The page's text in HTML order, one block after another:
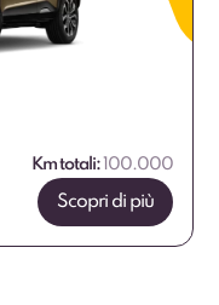
Km totali: 100.000
Scopri di più